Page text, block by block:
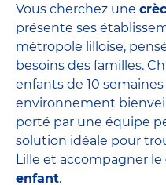
Vous cherchez une
présente ses
métropole lilloise,
besoins des familles.
enfants de 10
environnement
porté par une équipe
solution idéale pour
Lille et accompagner le
enfant.